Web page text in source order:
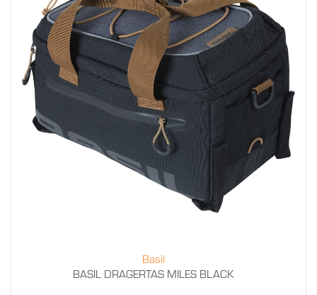
Basil
BASIL DRAGERTAS MILES BLACK